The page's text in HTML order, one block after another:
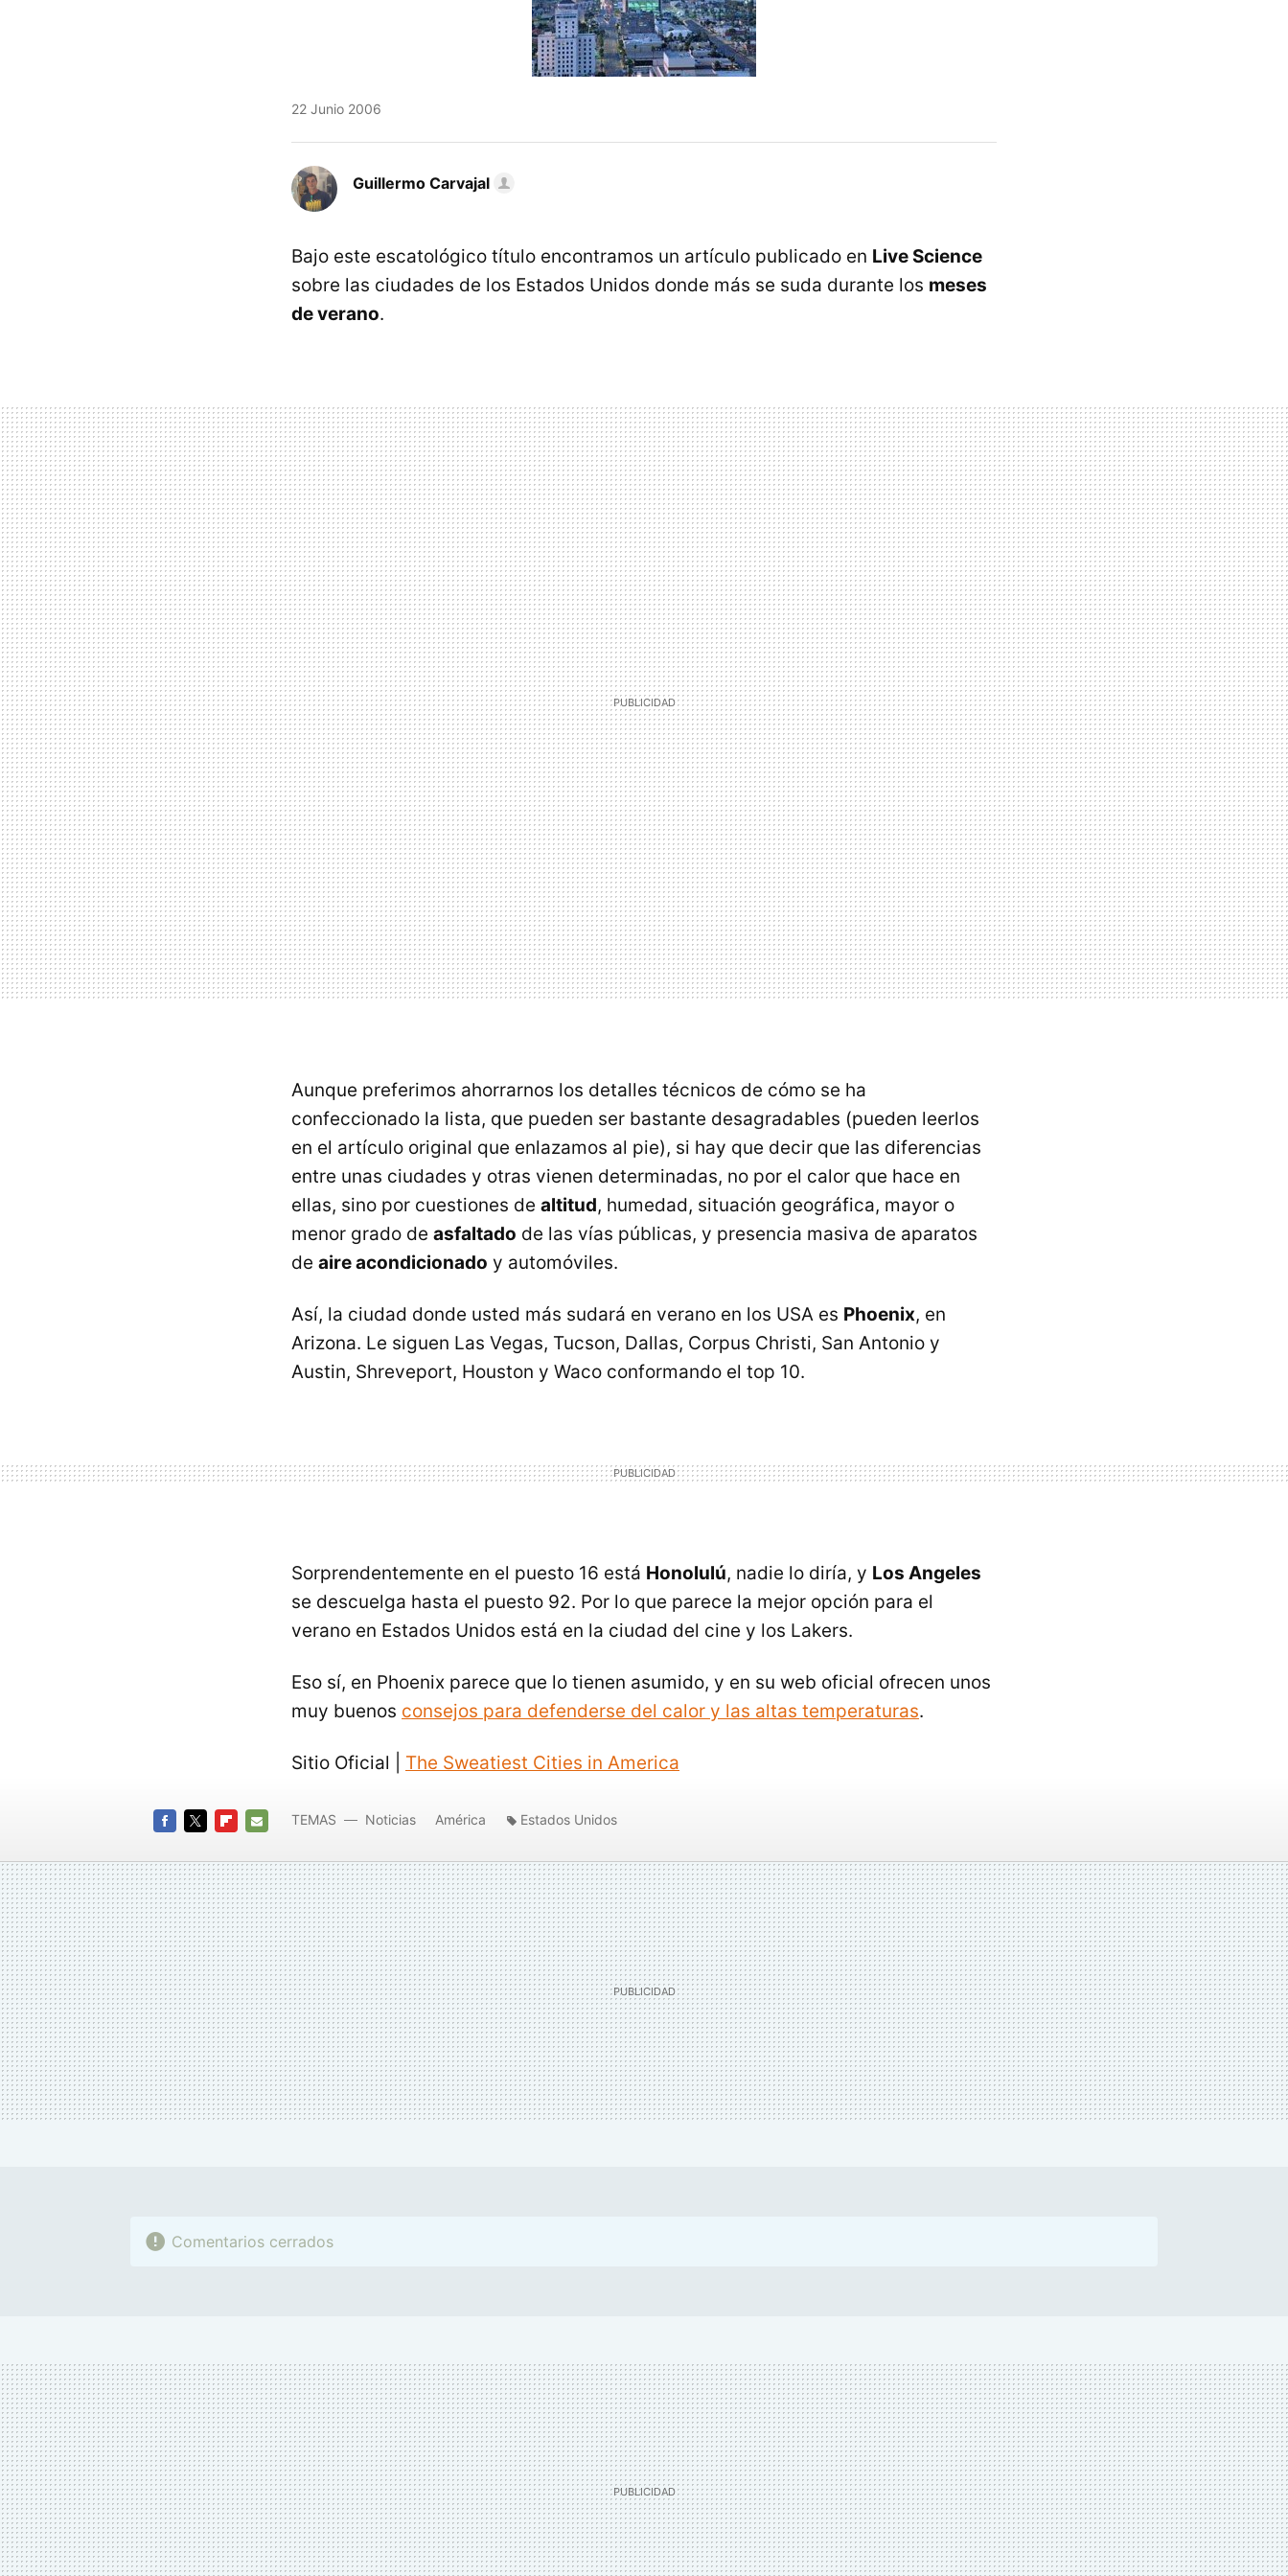
22 Junio 2006
Guillermo Carvajal
Bajo este escatológico título encontramos un artículo publicado en Live Science
sobre las ciudades de los Estados Unidos donde más se suda durante los meses
de verano.
Aunque preferimos ahorrarnos los detalles técnicos de cómo se ha
confeccionado la lista, que pueden ser bastante desagradables (pueden leerlos
en el artículo original que enlazamos al pie), si hay que decir que las diferencias
entre unas ciudades y otras vienen determinadas, no por el calor que hace en
ellas, sino por cuestiones de altitud, humedad, situación geográfica, mayor o
menor grado de asfaltado de las vías públicas, y presencia masiva de aparatos
de aire acondicionado y automóviles.
Así, la ciudad donde usted más sudará en verano en los USA es Phoenix, en
Arizona. Le siguen Las Vegas, Tucson, Dallas, Corpus Christi, San Antonio y
Austin, Shreveport, Houston y Waco conformando el top 10.
Sorprendentemente en el puesto 16 está Honolulú, nadie lo diría, y Los Angeles
se descuelga hasta el puesto 92. Por lo que parece la mejor opción para el
verano en Estados Unidos está en la ciudad del cine y los Lakers.
Eso sí, en Phoenix parece que lo tienen asumido, y en su web oficial ofrecen unos
muy buenos consejos para defenderse del calor y las altas temperaturas.
Sitio Oficial | The Sweatiest Cities in America
MAIL
TEMAS Noticias América Estados Unidos
Comentarios cerrados